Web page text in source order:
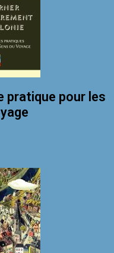
pratique pour les